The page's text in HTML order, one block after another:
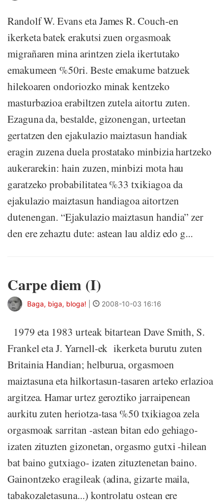
Randolf W. Evans eta James R. Couch-en
ikerketa batek erakutsi zuen orgasmoak
migrañaren mina arintzen ziela ikertutako
emakumeen %50ri. Beste emakume batzuek
hilekoaren ondoriozko minak kentzeko
masturbazioa erabiltzen zutela aitortu zuten.
Ezaguna da, bestalde, gizonengan, urteetan
gertatzen den ejakulazio maiztasun handiak
eragin zuzena duela prostatako minbizia hartzeko
aukerarekin: hain zuzen, minbizi mota hau
garatzeko probabilitatea %33 txikiagoa da
ejakulazio maiztasun handiagoa aitortzen
dutenengan. “Ejakulazio maiztasun handia” zer
den ere zehaztu dute: astean lau aldiz edo g...
Carpe diem (I)
Baga, biga, bloga! 2008-10-03 16:16
1979 eta 1983 urteak bitartean Dave Smith, S.
Frankel eta J. Yarnell-ek ikerketa burutu zuten
Britainia Handian; helburua, orgasmoen
maiztasuna eta hilkortasun-tasaren arteko erlazioa
argitzea. Hamar urtez geroztiko jarraipenean
aurkitu zuten heriotza-tasa %50 txikiagoa zela
orgasmoak sarritan -astean bitan edo gehiago-
izaten zituzten gizonetan, orgasmo gutxi -hilean
bat baino gutxiago- izaten zituztenetan baino.
Gainontzeko eragileak (adina, gizarte maila,
tabakozaletasuna...) kontrolatu ostean ere